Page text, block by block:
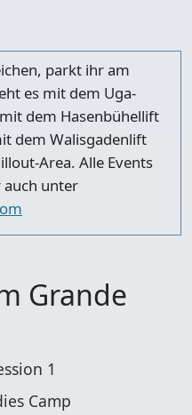
parkt ihr am
es mit dem Uga-
dem Hasenbühellift
dem Walisgadenlift
Area. Alle Events
auch unter
Grande
1
Camp